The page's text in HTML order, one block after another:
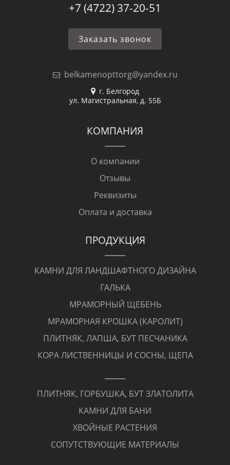
+7 (4722) 37-20-51
Заказать звонок
belkamenopttorg@yandex.ru
г. Белгород
ул. Магистральная, д. 55Б
КОМПАНИЯ
О компании
Отзывы
Реквизиты
Оплата и доставка
ПРОДУКЦИЯ
КАМНИ ДЛЯ ЛАНДШАФТНОГО ДИЗАЙНА
ГАЛЬКА
МРАМОРНЫЙ ЩЕБЕНЬ
МРАМОРНАЯ КРОШКА (КАРОЛИТ)
ПЛИТНЯК, ЛАПША, БУТ ПЕСЧАНИКА
КОРА ЛИСТВЕННИЦЫ И СОСНЫ, ЩЕПА
ПЛИТНЯК, ГОРБУШКА, БУТ ЗЛАТОЛИТА
КАМНИ ДЛЯ БАНИ
ХВОЙНЫЕ РАСТЕНИЯ
СОПУТСТВУЮЩИЕ МАТЕРИАЛЫ